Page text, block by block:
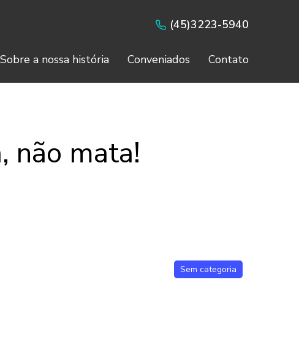
(45)3223-5940
Sobre a nossa história Conveniados Contato
não mata!
Sem categoria